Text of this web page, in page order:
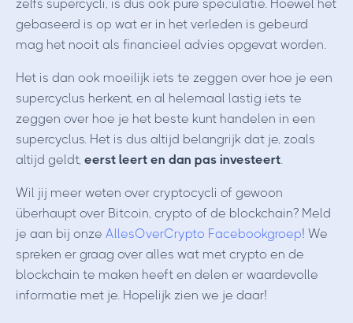
zelfs supercycli, is dus ook pure speculatie. Hoewel het
gebaseerd is op wat er in het verleden is gebeurd
mag het nooit als financieel advies opgevat worden.
Het is dan ook moeilijk iets te zeggen over hoe je een
supercyclus herkent, en al helemaal lastig iets te
zeggen over hoe je het beste kunt handelen in een
supercyclus. Het is dus altijd belangrijk dat je, zoals
altijd geldt, eerst leert en dan pas investeert
Wil jij meer weten over cryptocycli of gewoon
überhaupt over Bitcoin, crypto of de blockchain? Meld
je aan bij onze AllesOverCrypto Facebookgroep! We
spreken er graag over alles wat met crypto en de
blockchain te maken heeft en delen er waardevolle
informatie met je. Hopelijk zien we je daar!